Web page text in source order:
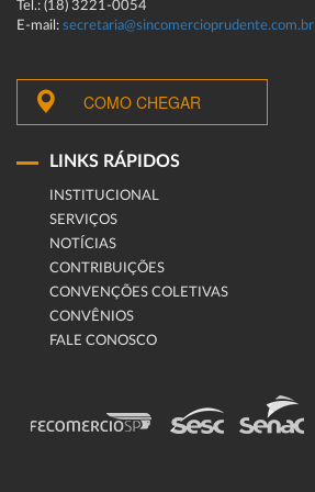
Tel.: (18) 3221-0054
E-mail: secretaria@sincomercioprudente.com.br
COMO CHEGAR
LINKS RÁPIDOS
INSTITUCIONAL
SERVIÇOS
NOTÍCIAS
CONTRIBUIÇÕES
CONVENÇÕES COLETIVAS
CONVÊNIOS
FALE CONOSCO